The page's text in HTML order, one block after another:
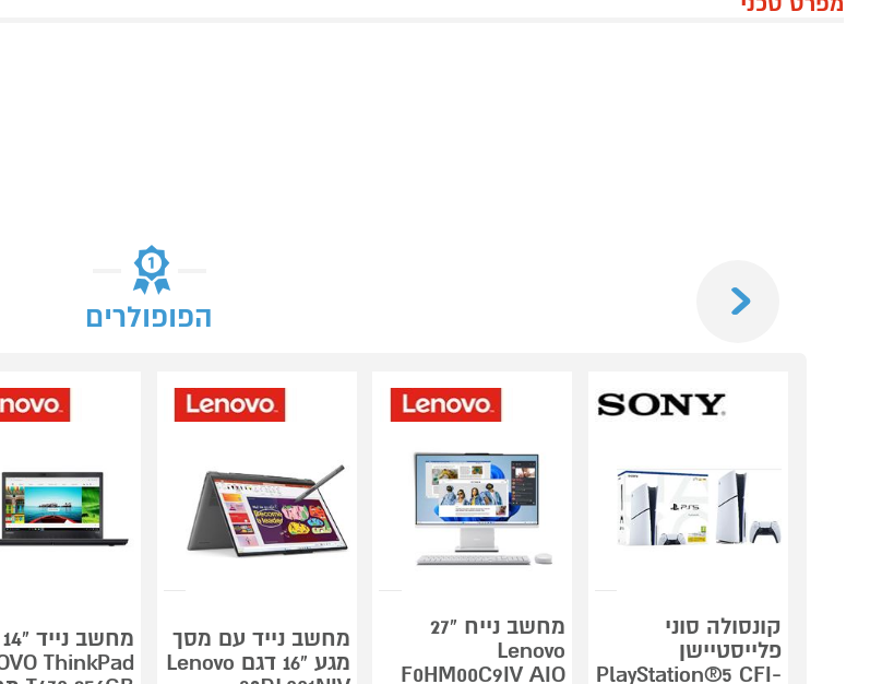
הפופולרים
קונסולה סוני
פלייסטיישן
PlayStation®5 CFI-
מחשב נייח "27
Lenovo
F0HM00C9IV AIO
מחשב נייד עם מסך
מגע "16 דגם Lenovo
מחשב נייד "14
ThinkPad